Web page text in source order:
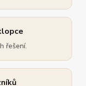
řešení.